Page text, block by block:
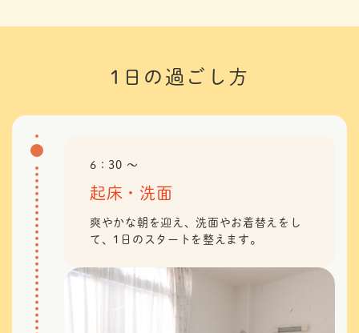
1日の過ごし方
6：30 〜
起床・洗面
爽やかな朝を迎え、洗面やお着替えをし
て、1日のスタートを整えます。